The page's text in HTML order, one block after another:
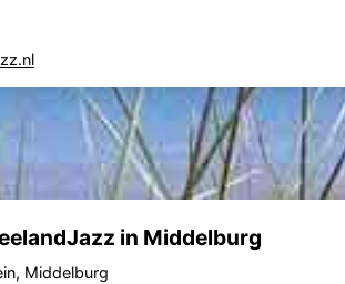
in Middelburg
Middelburg